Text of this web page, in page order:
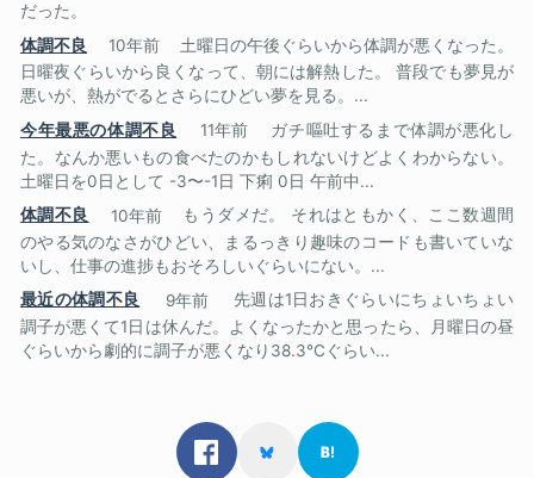
だった。
体調不良
10年前
土曜日の午後ぐらいから体調が悪くなった。
日曜夜ぐらいから良くなって、朝には解熱した。 普段でも夢見が
悪いが、熱がでるとさらにひどい夢を見る。...
今年最悪の体調不良
11年前
ガチ嘔吐するまで体調が悪化し
た。なんか悪いもの食べたのかもしれないけどよくわからない。
土曜日を0日として -3〜-1日 下痢 0日 午前中...
体調不良
10年前
もうダメだ。 それはともかく、ここ数週間
のやる気のなさがひどい、まるっきり趣味のコードも書いていな
いし、仕事の進捗もおそろしいぐらいにない。...
最近の体調不良
9年前
先週は1日おきぐらいにちょいちょい
調子が悪くて1日は休んだ。よくなったかと思ったら、月曜日の昼
ぐらいから劇的に調子が悪くなり38.3℃ぐらい...